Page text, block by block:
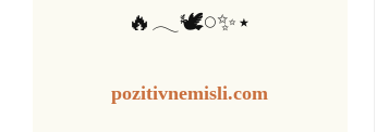
🔥𓂃🕊️𓏸✨⋆
pozitivnemisli.com